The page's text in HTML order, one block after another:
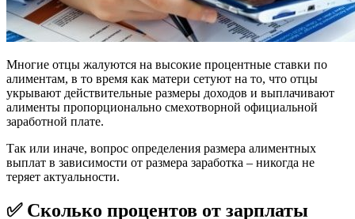
Многие отцы жалуются на высокие процентные ставки по
алиментам, в то время как матери сетуют на то, что отцы
укрывают действительные размеры доходов и выплачивают
алименты пропорционально смехотворной официальной
заработной плате.
Так или иначе, вопрос определения размера алиментных
выплат в зависимости от размера заработка – никогда не
теряет актуальности.
✅ Сколько процентов от зарплаты